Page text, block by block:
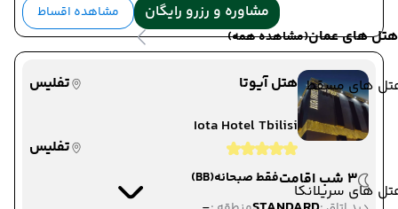
هتل های عمان(مشاهده همه)
های مسقط
های سریلانکا
مشاوره و رزرو رایگان مشاهده اقساط
هتل آیوتا
تفلیس
Iota Hotel Tbilisi
تفلیس
3 شب اقامت
فقط صبحانه(BB)